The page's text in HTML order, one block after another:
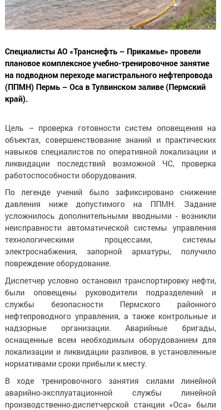
Специалисты АО «Транснефть – Прикамье» провели
плановое комплексное учебно-тренировочное занятие
на подводном переходе магистрального нефтепровода
(ППМН) Пермь – Оса в Тулвинском заливе (Пермский
край).
Цель – проверка готовности систем оповещения на
объектах, совершенствование знаний и практических
навыков специалистов по оперативной локализации и
ликвидации последствий возможной ЧС, проверка
работоспособности оборудования.
По легенде учений было зафиксировано снижение
давления ниже допустимого на ППМН. Задание
усложнилось дополнительными вводными - возникли
неисправности автоматической системы управления
технологическими процессами, системы
электроснабжения, запорной арматуры, получило
повреждение оборудование.
Диспетчер условно остановил транспортировку нефти,
были оповещены руководители подразделений и
службы безопасности Пермского районного
нефтепроводного управления, а также контрольные и
надзорные организации. Аварийные бригады,
оснащенные всем необходимым оборудованием для
локализации и ликвидации разливов, в установленные
нормативами сроки прибыли к месту.
В ходе тренировочного занятия силами линейной
аварийно-эксплуатационной службы линейной
производственно-диспетчерской станции «Оса» были